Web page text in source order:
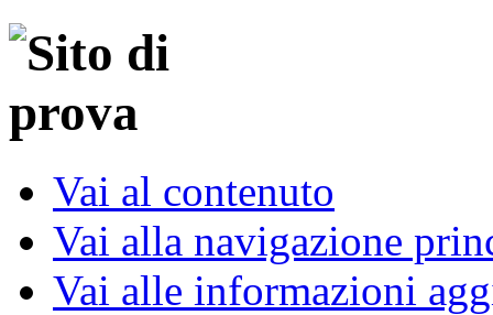
Vai al contenuto
Vai alla navigazione
Vai alle informazioni